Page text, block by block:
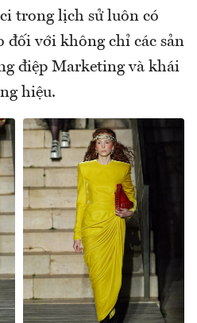
trong lịch sử luôn có
đối với không chỉ các sản
điệp Marketing và khái
hiệu.